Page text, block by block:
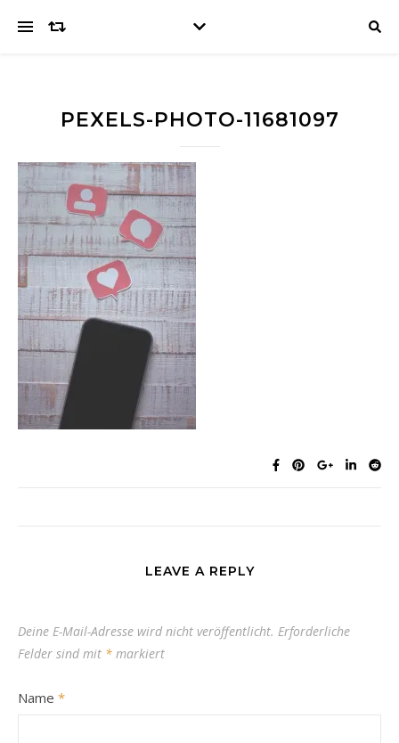
PEXELS-PHOTO-11681097
LEAVE A REPLY
Deine E-Mail-Adresse wird nicht veröffentlicht. Erforderliche
Felder sind mit * markiert
Name *